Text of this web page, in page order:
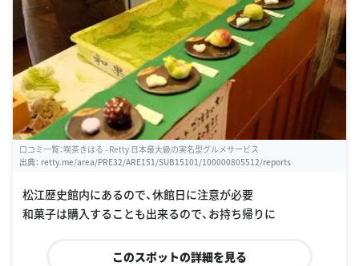
口コミ一覧：喫茶きはる - Retty 日本最大級の実名型グルメサービス
出典： retty.me/area/PRE32/ARE151/SUB15101/100000805512/reports
松江歴史館内にあるので、休館日に注意が必要
和菓子は購入することも出来るので、お持ち帰りに
このスポットの詳細を見る